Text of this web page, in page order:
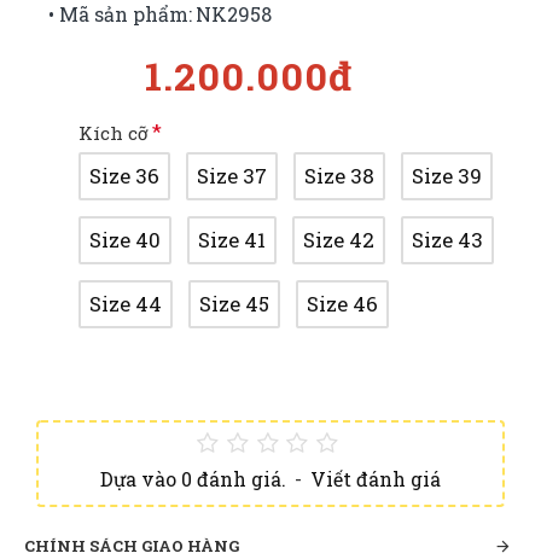
Dựa vào 0 đánh giá. - Viết đánh giá
1.200.000đ
• Mã sản phẩm:NK2958
Kích cỡ
Size 36 Size 37 Size 38 Size 39
Size 40 Size 41 Size 42 Size 43
Size 44 Size 45 Size 46
CHÍNH SÁCH GIAO HÀNG